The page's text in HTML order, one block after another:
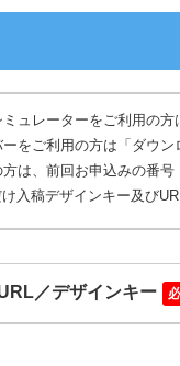
ュレーターをご利用の方
をご利用の方は「ダウン
は、前回お申込みの番号
入稿デザインキー及び
／デザインキー